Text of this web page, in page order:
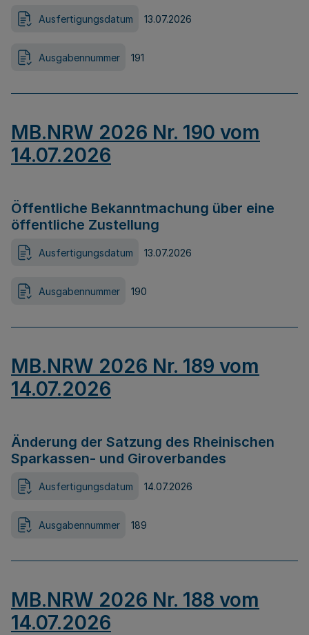
Ausfertigungsdatum 13.07.2026
Ausgabennummer 191
MB.NRW 2026 Nr. 190 vom
14.07.2026
Öffentliche Bekanntmachung über eine
öffentliche Zustellung
Ausfertigungsdatum 13.07.2026
Ausgabennummer 190
MB.NRW 2026 Nr. 189 vom
14.07.2026
Änderung der Satzung des Rheinischen
Sparkassen- und Giroverbandes
Ausfertigungsdatum 14.07.2026
Ausgabennummer 189
MB.NRW 2026 Nr. 188 vom
14.07.2026